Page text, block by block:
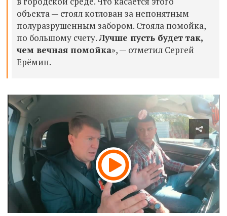
объекта — стоял котлован за непонятным
полуразрушенным забором. Стояла помойка,
по большому счету.Лучше пусть будет так,
чем вечная помойка», — отметил Сергей
Ерёмин.